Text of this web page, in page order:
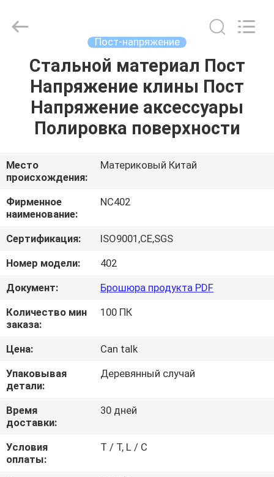
ДОМОЙ
ПРОДУКТЫ
ВИДЕОЗАПИСИ
О
НАС
ЭКСКУРСИЯ
ПО
ЗАВОДУ
КОНТРОЛЬ
КАЧЕСТВА
СВЯЖИТЕСЬ
С
НАМИ
НОВОСТИ
Foundry
CO.,LTD.
Пост-напряжение
Стальной материал Пост
Напряжение клины Пост
Напряжение аксессуары
Полировка поверхности
Место
происхождения:
Материковый Китай
Фирменное
наименование:
NC402
Сертификация:
ISO9001,CE,SGS
Номер модели:
402
Документ:
Брошюра продукта PDF
Количество мин
заказа:
100 ПК
Цена:
Can talk
Упаковывая
детали:
Деревянный случай
Время
доставки:
30 дней
Условия
оплаты:
T / T, L / C